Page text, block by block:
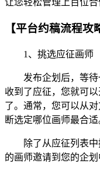
让您轻松管理上百位合
【平台约稿流程攻
1、挑选应征画师
发布企划后，等待
收到了应征，您就可
了。通常，您可以从
断选定哪位画师最合适
除了从应征列表中
的画师邀请到您的企划